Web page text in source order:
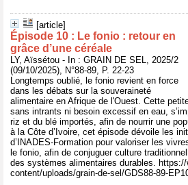
[article]
Épisode 10 : Le fonio : retour en
grâce d’une céréale
LY, Aïssétou - In : GRAIN DE SEL, 2025/2
(09/10/2025), N°88-89, P. 22-23
Longtemps oublié, le fonio revient en force
dans les débats sur la souveraineté
alimentaire en Afrique de l'Ouest. Cette
sans intrants ni besoin excessif en eau,
riz et du blé importés, afin de nourrir une
à la Côte d’Ivoire, cet épisode dévoile les
d’INADES-Formation pour valoriser les
le fonio, afin de conjuguer culture
des systèmes alimentaires durables. https://
content/uploads/grain-de-sel/GDS88-89-